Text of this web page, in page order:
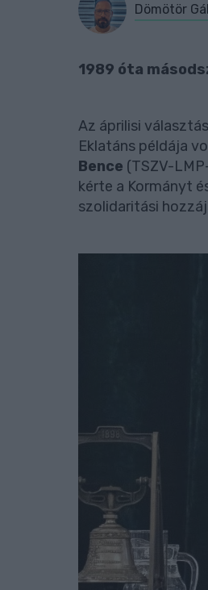
Dömötör
1989 óta
Az áprilisi
Eklatáns példája
Bence (TSZV-
kérte a Kormányt
szolidaritási